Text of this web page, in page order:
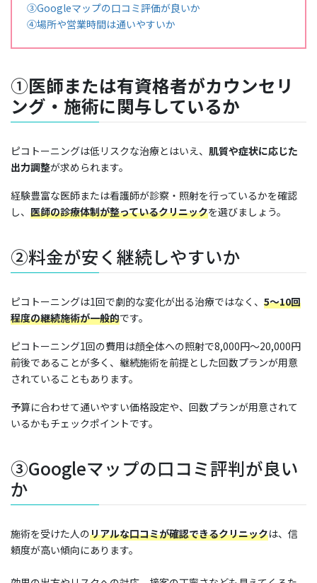
③Googleマップの口コミ評価が良いか
④場所や営業時間は通いやすいか
①医師または有資格者がカウンセリ
ング・施術に関与しているか
ピコトーニングは低リスクな治療とはいえ、 肌質や症状に応じた
出力調整が求められます。
経験豊富な医師または看護師が診察・照射を行っているかを確認
し、 医師の診療体制が整っているクリニックを選びましょう。
②料金が安く継続しやすいか
ピコトーニングは1回で劇的な変化が出る治療ではなく、 5〜10回
程度の継続施術が一般的です。
ピコトーニング1回の費用は顔全体への照射で8,000円〜20,000円
前後であることが多く、継続施術を前提とした回数プランが用意
されていることもあります。
予算に合わせて通いやすい価格設定や、回数プランが用意されて
いるかもチェックポイントです。
③Googleマップの口コミ評判が良い
か
施術を受けた人のリアルな口コミが確認できるクリニックは、信
頼度が高い傾向にあります。